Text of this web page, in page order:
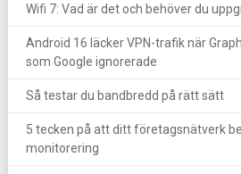
Wifi 7: Vad är det och behöver du
Android 16 läcker VPN-trafik när
som Google ignorerade
Så testar du bandbredd på rätt sätt
5 tecken på att ditt företagsnätverk
monitorering